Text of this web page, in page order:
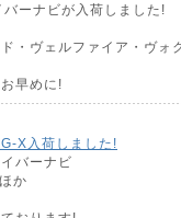
ーナビが入荷しました!
・ヴェルファイア・ヴォ
早めに!
X入荷しました!
バーナビ
か